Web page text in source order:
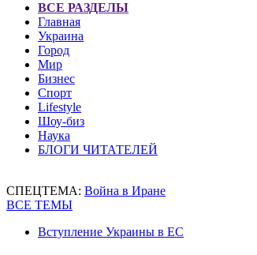
ВСЕ РАЗДЕЛЫ
Главная
Украина
Город
Мир
Бизнес
Спорт
Lifestyle
Шоу-биз
Наука
БЛОГИ ЧИТАТЕЛЕЙ
СПЕЦТЕМА: Война в Иране
ВСЕ ТЕМЫ
Вступление Украины в ЕС